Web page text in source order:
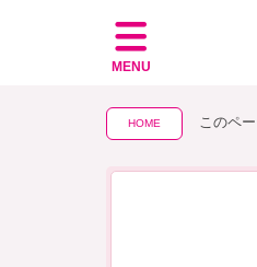
MENU
HOME このペ